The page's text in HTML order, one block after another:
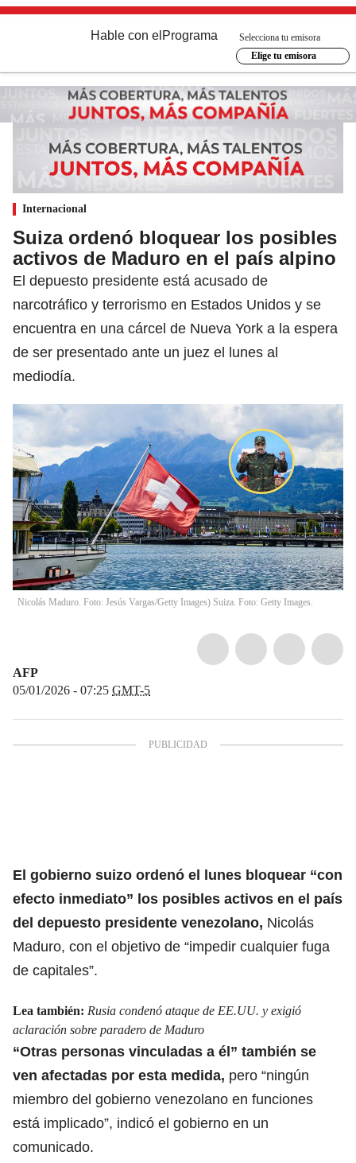
Hable con el Programa
Selecciona tu emisora
Elige tu emisora
Internacional
Suiza ordenó bloquear los posibles
activos de Maduro en el país alpino
El depuesto presidente está acusado de
narcotráfico y terrorismo en Estados Unidos y se
encuentra en una cárcel de Nueva York a la espera
de ser presentado ante un juez el lunes al
mediodía.
Nicolás Maduro. Foto: Jesús Vargas/Getty Images) Suiza. Foto: Getty Images.
AFP
05/01/2026 - 07:25 GMT-5
El gobierno suizo ordenó el lunes bloquear “con
efecto inmediato” los posibles activos en el país
del depuesto presidente venezolano, Nicolás
Maduro, con el objetivo de “impedir cualquier fuga
de capitales”.
Lea también: Rusia condenó ataque de EE.UU. y exigió
aclaración sobre paradero de Maduro
“Otras personas vinculadas a él” también se
ven afectadas por esta medida, pero “ningún
miembro del gobierno venezolano en funciones
está implicado”, indicó el gobierno en un
comunicado.